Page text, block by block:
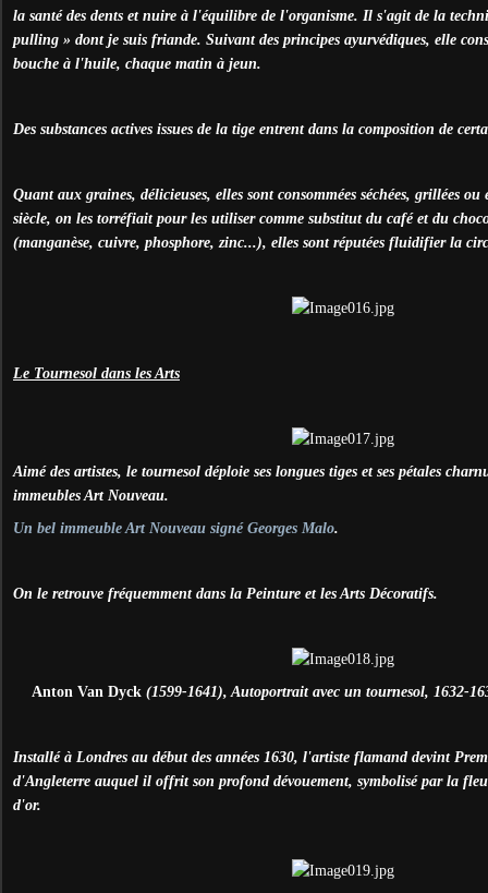
la santé des dents et nuire à l'équilibre de l'organisme. Il s'agit de la
pulling » dont je suis friande. Suivant des principes ayurvédiques, elle
bouche à l'huile, chaque matin à jeun.
Des substances actives issues de la tige entrent dans la composition de
Quant aux graines, délicieuses, elles sont consommées séchées, grillées ou
siècle, on les torréfiait pour les utiliser comme substitut du café et du
(manganèse, cuivre, phosphore, zinc...), elles sont réputées fluidifier la
Le Tournesol dans les Arts
Aimé des artistes, le tournesol déploie ses longues tiges et ses pétales
immeubles Art Nouveau.
Un bel immeuble Art Nouveau signé Georges Malo.
On le retrouve fréquemment dans la Peinture et les Arts Décoratifs.
Anton Van Dyck (1599-1641), Autoportrait avec un tournesol, 1632-
Installé à Londres au début des années 1630, l'artiste flamand devint
d'Angleterre auquel il offrit son profond dévouement, symbolisé par la
d'or.